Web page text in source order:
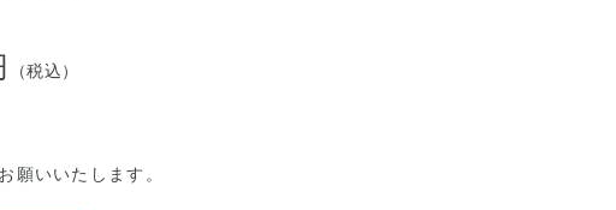
（税込）
願いいたします。